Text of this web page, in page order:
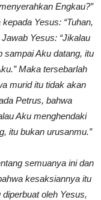
Engkau?”
Yesus: “Tuhan,
Yesus: “Jikalau
sampai Aku datang, itu
Maka tersebarlah
murid itu tidak akan
Petrus, bahwa
Aku menghendaki
itu bukan urusanmu.”
semuanya ini dan
kesaksiannya itu
oleh Yesus,